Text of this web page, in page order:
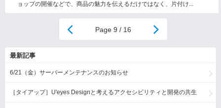
ョップの開催などで、商品の魅力を伝えるだけではなく、片付け...
9 / 16
最新記事
6/21（金）サーバーメンテナンスのお知らせ
［タイアップ］U'eyes Designと考えるアクセシビリティと開発の共生